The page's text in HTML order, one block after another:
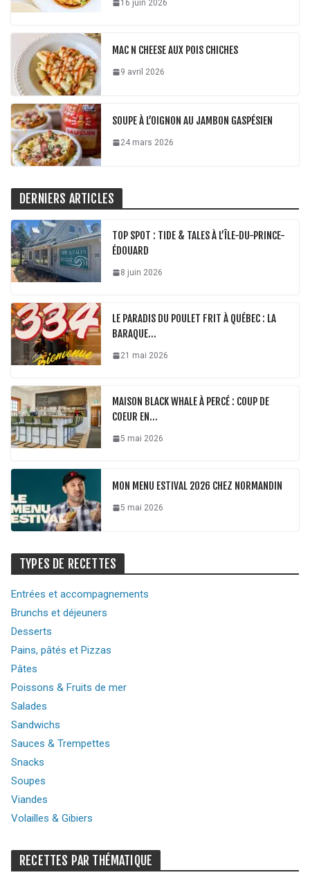
16 juin 2026
MAC N CHEESE AUX POIS CHICHES
9 avril 2026
SOUPE À L’OIGNON AU JAMBON GASPÉSIEN
24 mars 2026
DERNIERS ARTICLES
TOP SPOT : TIDE & TALES À L’ÎLE-DU-PRINCE-
ÉDOUARD
8 juin 2026
LE PARADIS DU POULET FRIT À QUÉBEC : LA
BARAQUE…
21 mai 2026
MAISON BLACK WHALE À PERCÉ : COUP DE
COEUR EN…
5 mai 2026
MON MENU ESTIVAL 2026 CHEZ NORMANDIN
5 mai 2026
TYPES DE RECETTES
Entrées et accompagnements
Brunchs et déjeuners
Desserts
Pains, pâtés et Pizzas
Pâtes
Poissons & Fruits de mer
Salades
Sandwichs
Sauces & Trempettes
Snacks
Soupes
Viandes
Volailles & Gibiers
RECETTES PAR THÉMATIQUE